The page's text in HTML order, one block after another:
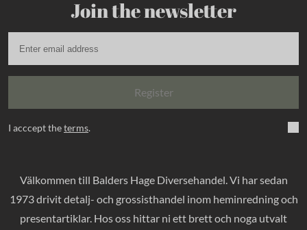
Join the newsletter
Register
I acccept theterms.
Välkommen till Balders Hage Diversehandel. Vi har sedan
1973 drivit detalj- och grossisthandel inom heminredning och
presentartiklar. Hos oss hittar ni ett brett och noga utvalt